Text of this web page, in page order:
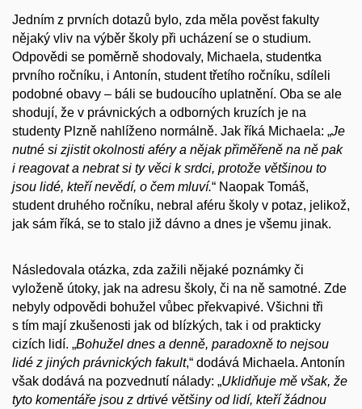
Jedním z prvních dotazů bylo, zda měla pověst fakulty
nějaký vliv na výběr školy při ucházení se o studium.
Odpovědi se poměrně shodovaly, Michaela, studentka
prvního ročníku, i Antonín, student třetího ročníku, sdíleli
podobné obavy – báli se budoucího uplatnění. Oba se ale
shodují, že v právnických a odborných kruzích je na
studenty Plzně nahlíženo normálně. Jak říká Michaela: „Je
nutné si zjistit okolnosti aféry a nějak přiměřeně na ně pak
i reagovat a nebrat si ty věci k srdci, protože většinou to
jsou lidé, kteří nevědí, o čem mluví.“ Naopak Tomáš,
student druhého ročníku, nebral aféru školy v potaz, jelikož,
jak sám říká, se to stalo již dávno a dnes je všemu jinak.
Následovala otázka, zda zažili nějaké poznámky či
vyloženě útoky, jak na adresu školy, či na ně samotné. Zde
nebyly odpovědi bohužel vůbec překvapivé. Všichni tři
s tím mají zkušenosti jak od blízkých, tak i od prakticky
cizích lidí. „Bohužel dnes a denně, paradoxně to nejsou
lidé z jiných právnických fakult,“ dodává Michaela. Antonín
však dodává na pozvednutí nálady: „Uklidňuje mě však, že
tyto komentáře jsou z drtivé většiny od lidí, kteří žádnou